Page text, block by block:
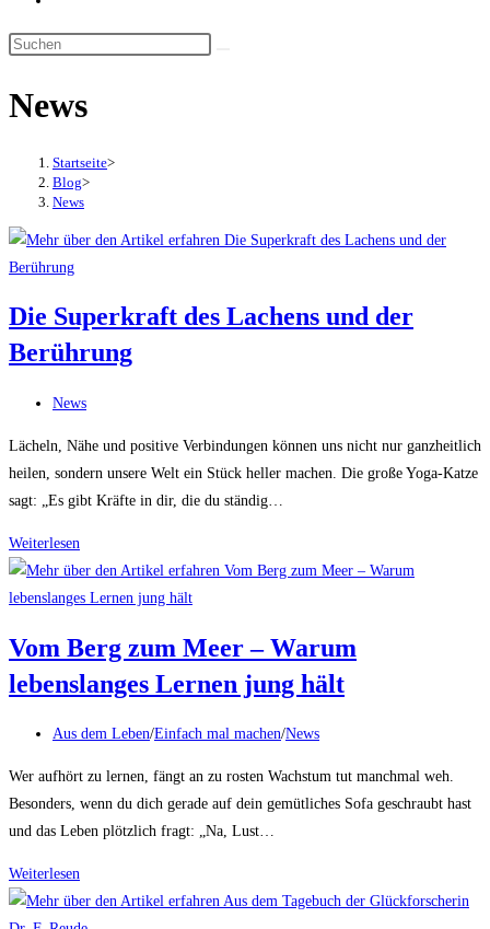
umschalten
News
Startseite>
Blog>
News
Die Superkraft des Lachens und der
Berührung
Beitrags-
News
Lächeln, Nähe und positive Verbindungen können uns nicht nur ganzheitlich
heilen, sondern unsere Welt ein Stück heller machen. Die große Yoga-Katze
sagt: „Es gibt Kräfte in dir, die du ständig…
Weiterlesen
Superkraft
des
und
der
Vom Berg zum Meer – Warum
lebenslanges Lernen jung hält
Beitrags-
Aus dem Leben/Einfach mal machen/News
Wer aufhört zu lernen, fängt an zu rosten Wachstum tut manchmal weh.
Besonders, wenn du dich gerade auf dein gemütliches Sofa geschraubt hast
und das Leben plötzlich fragt: „Na, Lust…
Weiterlesen
Berg